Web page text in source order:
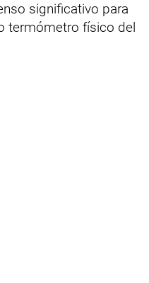
significativo para
termómetro físico del